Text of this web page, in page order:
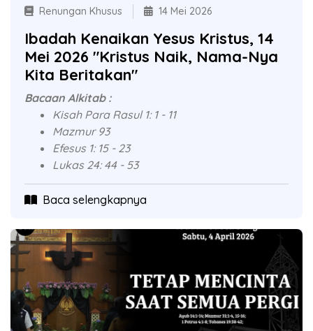
Renungan Khusus 14 Mei 2026
Ibadah Kenaikan Yesus Kristus, 14
Mei 2026 "Kristus Naik, Nama-Nya
Kita Beritakan"
Bacaan Alkitab :
Kisah Para Rasul 1: 1 - 11
Mazmur 93
Efesus 1: 15 - 23
Lukas 24: 44 - 53
Baca selengkapnya